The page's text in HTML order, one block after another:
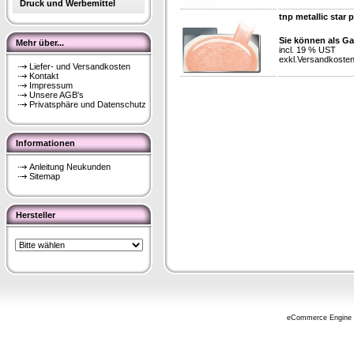
Druck und Werbemittel
Mehr über...
Liefer- und Versandkosten
Kontakt
Impressum
Unsere AGB's
Privatsphäre und Datenschutz
Informationen
Anleitung Neukunden
Sitemap
Hersteller
tnp metallic star
Sie können als
incl. 19 % UST
exkl. Versandkosten
eCommerce